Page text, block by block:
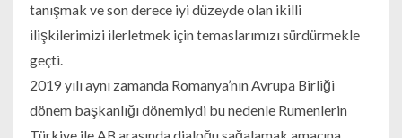
tanışmak ve son derece iyi düzeyde olan ikilli
ilişkilerimizi ilerletmek için temaslarımızı sürdürmekle
geçti.
2019 yılı aynı zamanda Romanya’nın Avrupa Birliği
dönem başkanlığı dönemiydi bu nedenle Rumenlerin